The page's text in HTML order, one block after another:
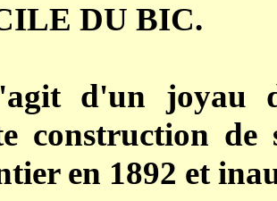
DU BIC.
d'un joyau
construction de
en 1892 et